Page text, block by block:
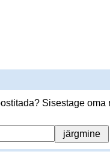
Sisestage